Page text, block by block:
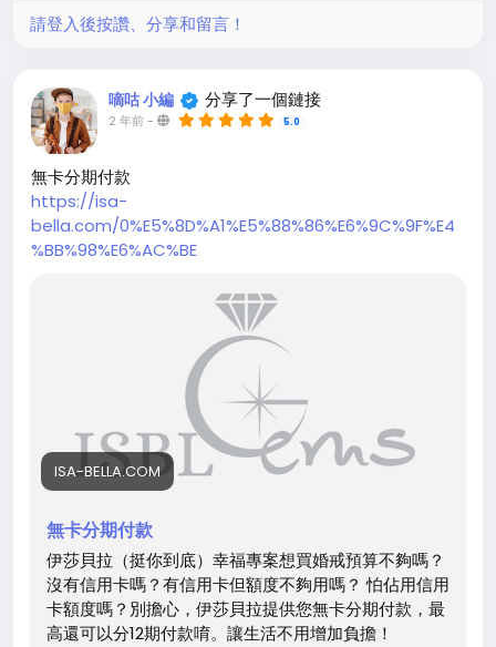
請登入後按讚、分享和留言！
嘀咕 小編 分享了一個鏈接
2 年前- 5.0
無卡分期付款
https://isa-
bella.com/0%E5%8D%A1%E5%88%86%E6%9C%9F%E4
%BB%98%E6%AC%BE
ISA-BELLA.COM
無卡分期付款
伊莎貝拉（挺你到底）幸福專案想買婚戒預算不夠嗎？
沒有信用卡嗎？有信用卡但額度不夠用嗎？ 怕佔用信用
卡額度嗎？別擔心，伊莎貝拉提供您無卡分期付款，最
高還可以分12期付款唷。讓生活不用增加負擔！